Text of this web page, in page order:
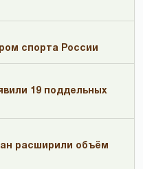
спорта России
19 поддельных
расширили объём